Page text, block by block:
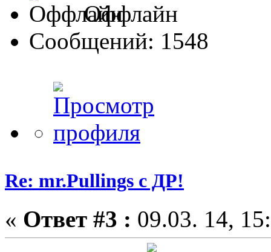
Оффлайн
Сообщений: 1548
Re: mr.Pullings с ДР!
« Ответ #3 : 09.03. 14,